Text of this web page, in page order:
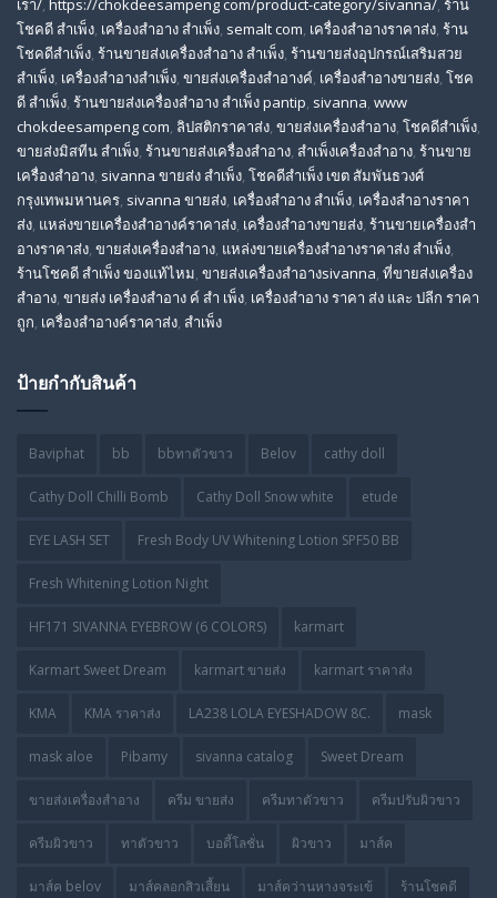
เรา/, https://chokdeesampeng com/product-category/sivanna/, ร้าน
โชคดี สําเพ็ง, เครื่องสำอาง สำเพ็ง, semalt com, เครื่องสำอางราคาส่ง, ร้าน
โชคดีสำเพ็ง, ร้านขายส่งเครื่องสําอาง สําเพ็ง, ร้านขายส่งอุปกรณ์เสริมสวย
สําเพ็ง, เครื่องสำอางสำเพ็ง, ขายส่งเครื่องสำอางค์, เครื่องสำอางขายส่ง, โชค
ดี สําเพ็ง, ร้านขายส่งเครื่องสําอาง สําเพ็ง pantip, sivanna, www
chokdeesampeng com, ลิปสติกราคาส่ง, ขายส่งเครื่องสำอาง, โชคดีสำเพ็ง,
ขายส่งมิสทีน สําเพ็ง, ร้านขายส่งเครื่องสำอาง, สําเพ็งเครื่องสําอาง, ร้านขาย
เครื่องสำอาง, sivanna ขายส่ง สําเพ็ง, โชคดีสำเพ็ง เขต สัมพันธวงศ์
กรุงเทพมหานคร, sivanna ขายส่ง, เครื่องสําอาง สําเพ็ง, เครื่องสําอางราคา
ส่ง, แหล่งขายเครื่องสําอางค์ราคาส่ง, เครื่องสําอางขายส่ง, ร้านขายเครื่องสํา
อางราคาส่ง, ขายส่งเครื่องสําอาง, แหล่งขายเครื่องสําอางราคาส่ง สําเพ็ง,
ร้านโชคดี สําเพ็ง ของแท้ไหม, ขายส่งเครื่องสําอางsivanna, ที่ขายส่งเครื่อง
สําอาง, ขายส่ง เครื่องสำอาง ค์ สำ เพ็ง, เครื่องสำอาง ราคา ส่ง และ ปลีก ราคา
ถูก, เครื่องสำอางค์ราคาส่ง, สำเพ็ง
ป้ายกำกับสินค้า
Baviphat bb bbทาตัวขาว Belov cathy doll
Cathy Doll Chilli Bomb Cathy Doll Snow white etude
EYE LASH SET Fresh Body UV Whitening Lotion SPF50 BB
Fresh Whitening Lotion Night
HF171 SIVANNA EYEBROW (6 COLORS) karmart
Karmart Sweet Dream karmart ขายส่ง karmart ราคาส่ง
KMA KMA ราคาส่ง LA238 LOLA EYESHADOW 8C. mask
mask aloe Pibamy sivanna catalog Sweet Dream
ขายส่งเครื่องสำอาง ครีม ขายส่ง ครีมทาตัวขาว ครีมปรับผิวขาว
ครีมผิวขาว ทาตัวขาว บอดี้โลชั่น ผิวขาว มาส์ค
มาส์ค belov มาส์คลอกสิวเสี้ยน มาส์คว่านหางจระเข้ ร้านโชคดี